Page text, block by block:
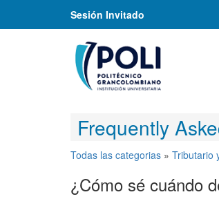
Sesión Invitado
Frequently
Todas las categorias » Tributario
¿Cómo sé cuándo